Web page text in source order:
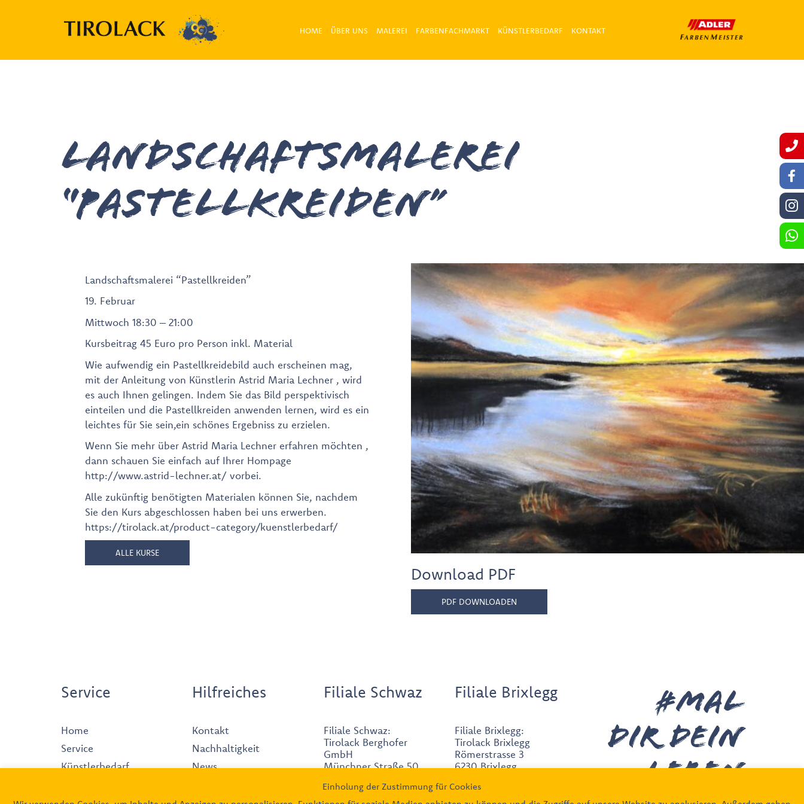
HOME ÜBER UNS MALEREI FARBENFACHMARKT KÜNSTLERBEDARF KONTAKT
Landschaftsmalerei
“Pastellkreiden”
Landschaftsmalerei “Pastellkreiden”
19. Februar
Mittwoch 18:30 – 21:00
Kursbeitrag 45 Euro pro Person inkl. Material
Wie aufwendig ein Pastellkreidebild auch erscheinen mag,
mit der Anleitung von Künstlerin Astrid Maria Lechner , wird
es auch Ihnen gelingen. Indem Sie das Bild perspektivisch
einteilen und die Pastellkreiden anwenden lernen, wird es ein
leichtes für Sie sein,ein schönes Ergebniss zu erzielen.
Wenn Sie mehr über Astrid Maria Lechner erfahren möchten ,
dann schauen Sie einfach auf Ihrer Hompage
http://www.astrid-lechner.at/ vorbei.
Alle zukünftig benötigten Materialen können Sie, nachdem
Sie den Kurs abgeschlossen haben bei uns erwerben.
https://tirolack.at/product-category/kuenstlerbedarf/
ALLE KURSE
Download PDF
PDF DOWNLOADEN
Service
Home
Service
Künstlerbedarf
Hilfreiches
Kontakt
Nachhaltigkeit
News
Filiale Schwaz
Filiale Schwaz:
Tirolack Berghofer
GmbH
Münchner Straße 50
Filiale Brixlegg
Filiale Brixlegg:
Tirolack Brixlegg
Römerstrasse 3
6230 Brixlegg
0664/88004422
#MAL
DIR deiN
leben
Einholung der Zustimmung für Cookies